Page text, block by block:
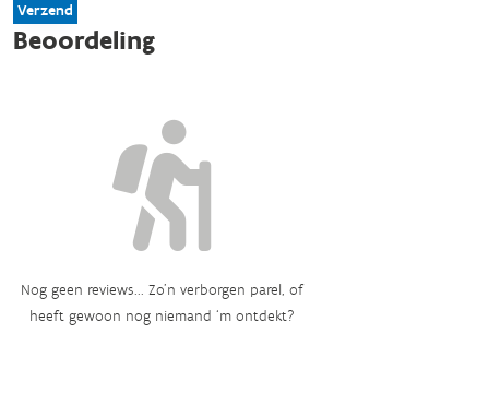
Verzend
Beoordeling
Nog geen reviews... Zo’n verborgen parel, of
heeft gewoon nog niemand ‘m ontdekt?